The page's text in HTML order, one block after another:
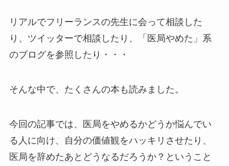
リアルでフリーランスの先生に会って相談した
り、ツイッターで相談したり、「医局やめた」系
のブログを参照したり・・・
そんな中で、たくさんの本も読みました。
今回の記事では、医局をやめるかどうか悩んでい
る人に向け、自分の価値観をハッキリさせたり、
医局を辞めたあとどうなるだろうか？ということ